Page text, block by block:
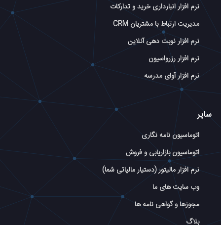
نرم افزار انبارداری خرید و تدارکات
مدیریت ارتباط با مشتریان CRM
نرم افزار نوبت دهی آنلاین
نرم افزار رزرواسیون
نرم افزار آوای مدرسه
سایر
اتوماسیون نامه نگاری
اتوماسیون بازاریابی و فروش
نرم افزار مالیتور (دستیار مالیاتی شما)
وب سایت های ما
مجوزها و گواهی نامه ها
بلاگ